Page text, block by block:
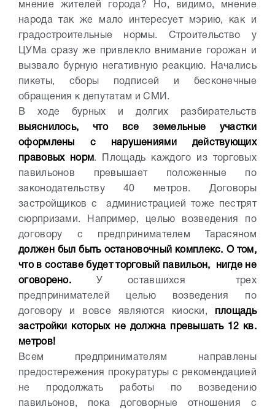
мнение жителей города? Но, видимо, мнение
народа так же мало интересует мэрию, как и
градостроительные нормы. Строительство у
ЦУМа сразу же привлекло внимание горожан и
вызвало бурную негативную реакцию. Начались
пикеты, сборы подписей и бесконечные
обращения к депутатам и СМИ.
В ходе бурных и долгих разбирательств
выяснилось, что все земельные участки
оформлены с нарушениями действующих
правовых норм . Площадь каждого из торговых
павильонов превышает положенные по
законодательству 40 метров. Договоры
застройщиков с администрацией тоже пестрят
сюрпризами. Например, целью возведения по
договору с предпринимателем Тарасяном
должен был быть остановочный комплекс. О том,
что в составе будет торговый павильон, нигде не
оговорено. У оставшихся трех
предпринимателей целью возведения по
договору и вовсе являются киоски,
площадь
застройки которых не должна превышать 12 кв.
метров!
Всем предпринимателям направлены
предостережения прокуратуры с рекомендацией
не продолжать работы по возведению
павильонов, пока договорные отношения с